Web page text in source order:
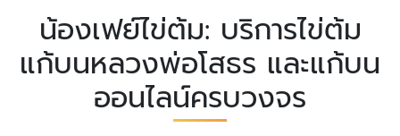
น้องเฟย์ไข่ต้ม: บริการไข่ต้ม
แก้บนหลวงพ่อโสธร และแก้บน
ออนไลน์ครบวงจร